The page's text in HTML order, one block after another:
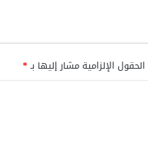
الحقول الإلزامية مشار إليها بـ*